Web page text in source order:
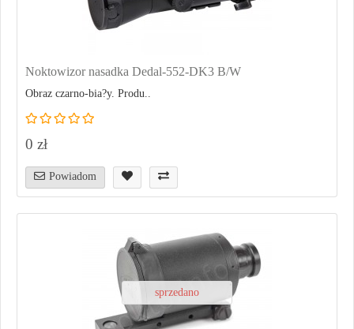
Noktowizor nasadka Dedal-552-DK3 B/W
Obraz czarno-bia?y. Produ..
0 zł
Powiadom
sprzedano